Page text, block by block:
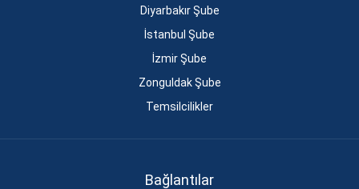
Diyarbakır Şube
İstanbul Şube
İzmir Şube
Zonguldak Şube
Temsilcilikler
Bağlantılar